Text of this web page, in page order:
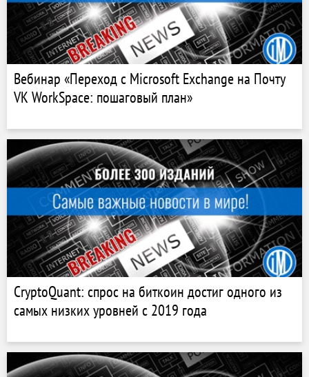
Вебинар «Переход с Microsoft Exchange на Почту
VK WorkSpace: пошаговый план»
CryptoQuant: спрос на биткоин достиг одного из
самых низких уровней с 2019 года